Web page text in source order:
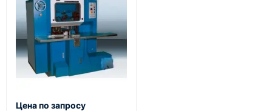
Цена по запросу